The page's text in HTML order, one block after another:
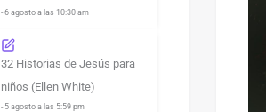
- 6 agosto a las 10:30 am
32 Historias de Jesús para
niños (Ellen White)
- 5 agosto a las 5:59 pm